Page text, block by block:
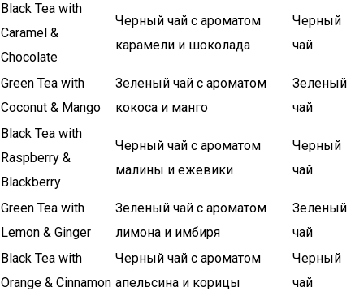
Black Tea with
Caramel &
Chocolate
Черный чай с ароматом
карамели и шоколада
Черный
чай
Green Tea with
Coconut & Mango
Зеленый чай с ароматом
кокоса и манго
Зеленый
чай
Black Tea with
Raspberry &
Blackberry
Черный чай с ароматом
малины и ежевики
Черный
чай
Green Tea with
Lemon & Ginger
Зеленый чай с ароматом
лимона и имбиря
Зеленый
чай
Black Tea with
Orange & Cinnamon
Черный чай с ароматом
апельсина и корицы
Черный
чай